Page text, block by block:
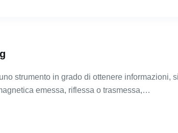
strumento in grado di ottenere informazioni,
emessa, riflessa o trasmessa,…